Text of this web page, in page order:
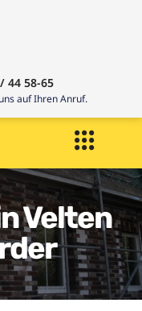
44 58-65
auf Ihren Anruf.
Velten